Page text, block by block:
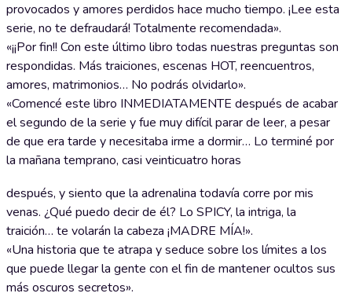
provocados y amores perdidos hace mucho tiempo. ¡Lee esta
serie, no te defraudará! Totalmente recomendada».
«¡¡Por fin!! Con este último libro todas nuestras preguntas son
respondidas. Más traiciones, escenas HOT, reencuentros,
amores, matrimonios… No podrás olvidarlo».
«Comencé este libro INMEDIATAMENTE después de acabar
el segundo de la serie y fue muy difícil parar de leer, a pesar
de que era tarde y necesitaba irme a dormir… Lo terminé por
la mañana temprano, casi veinticuatro horas
después, y siento que la adrenalina todavía corre por mis
venas. ¿Qué puedo decir de él? Lo SPICY, la intriga, la
traición… te volarán la cabeza ¡MADRE MÍA!».
«Una historia que te atrapa y seduce sobre los límites a los
que puede llegar la gente con el fin de mantener ocultos sus
más oscuros secretos».